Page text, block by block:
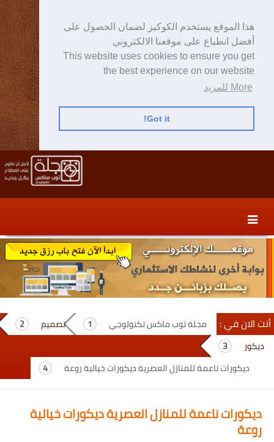
هذا الموقع يستخدم الكوكيز لضمان الحصول على
أفضل انطباع على موقعنا الالكتروني
This website uses cookies to ensure you get
the best experience on our website
More للمزيد
Got it!
content
secondary
content
أنت الان في : مجلة توب ماكس تكنولوجي
تصميم
ديكور
ديكورات ناعمة للمنازل العصرية ديكورات خيالية روعة
ديكورات ناعمة للمنازل العصرية ديكورات خيالية
روعة